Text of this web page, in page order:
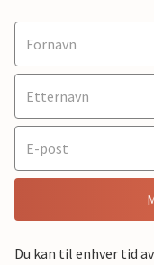
Du kan til enhver tid